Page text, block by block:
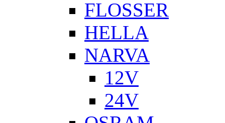
FLOSSER
HELLA
NARVA
12V
24V